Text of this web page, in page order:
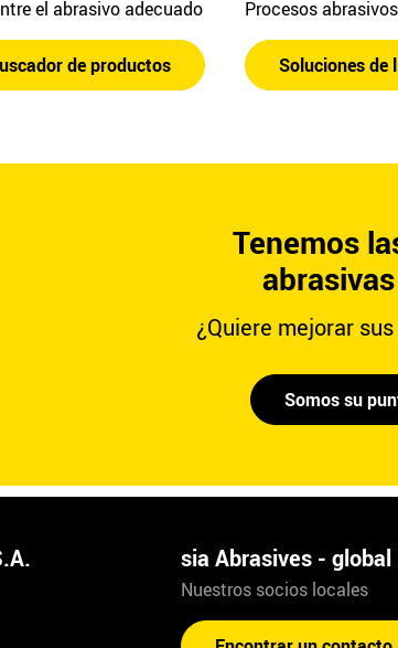
el abrasivo adecuado
de productos
Procesos
Soluciones de
Tenemos
¿Quiere mejorar
Somos su
sia Abrasives - global
Nuestros socios locales